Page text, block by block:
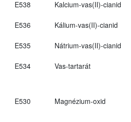
E538 Kalcium-vas(II)-cianid
E536
Kálium-vas(II)-cianid
E535
Nátrium-vas(II)-cianid
E534
Vas-tartarát
E530 Magnézium-oxid